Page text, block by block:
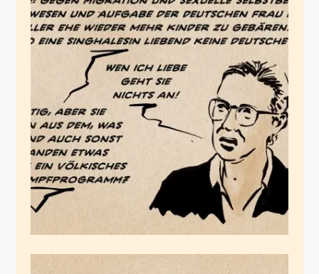
Das parteigewordene
Selbstbestimmungsparadoxon
Januar 4, 2025